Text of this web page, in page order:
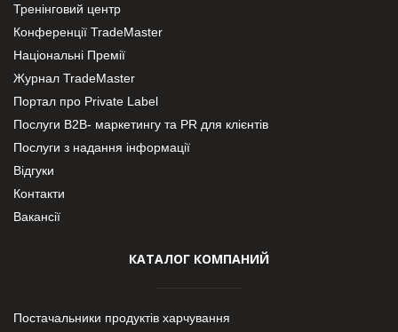
Тренінговий центр
Конференції TradeMaster
Національні Премії
Журнал TradeMaster
Портал про Private Label
Послуги В2В- маркетингу та PR для клієнтів
Послуги з надання інформації
Відгуки
Контакти
Вакансії
КАТАЛОГ КОМПАНИЙ
Постачальники продуктів харчування